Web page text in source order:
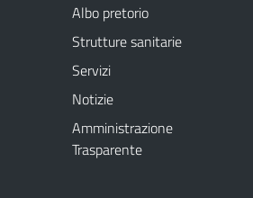
Albo pretorio
Strutture sanitarie
Servizi
Notizie
Amministrazione
Trasparente